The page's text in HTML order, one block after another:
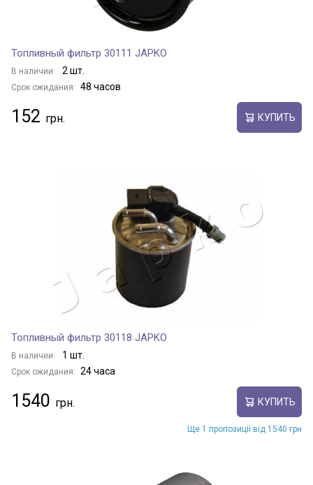
Топливный фильтр 30111 JAPKO
В наличии: 2 шт.
Срок ожидания: 48 часов
152 КУПИТЬ
Топливный фильтр 30118 JAPKO
В наличии: 1 шт.
Срок ожидания: 24 часа
1540 КУПИТЬ
Ще 1 пропозиції від 1540 грн